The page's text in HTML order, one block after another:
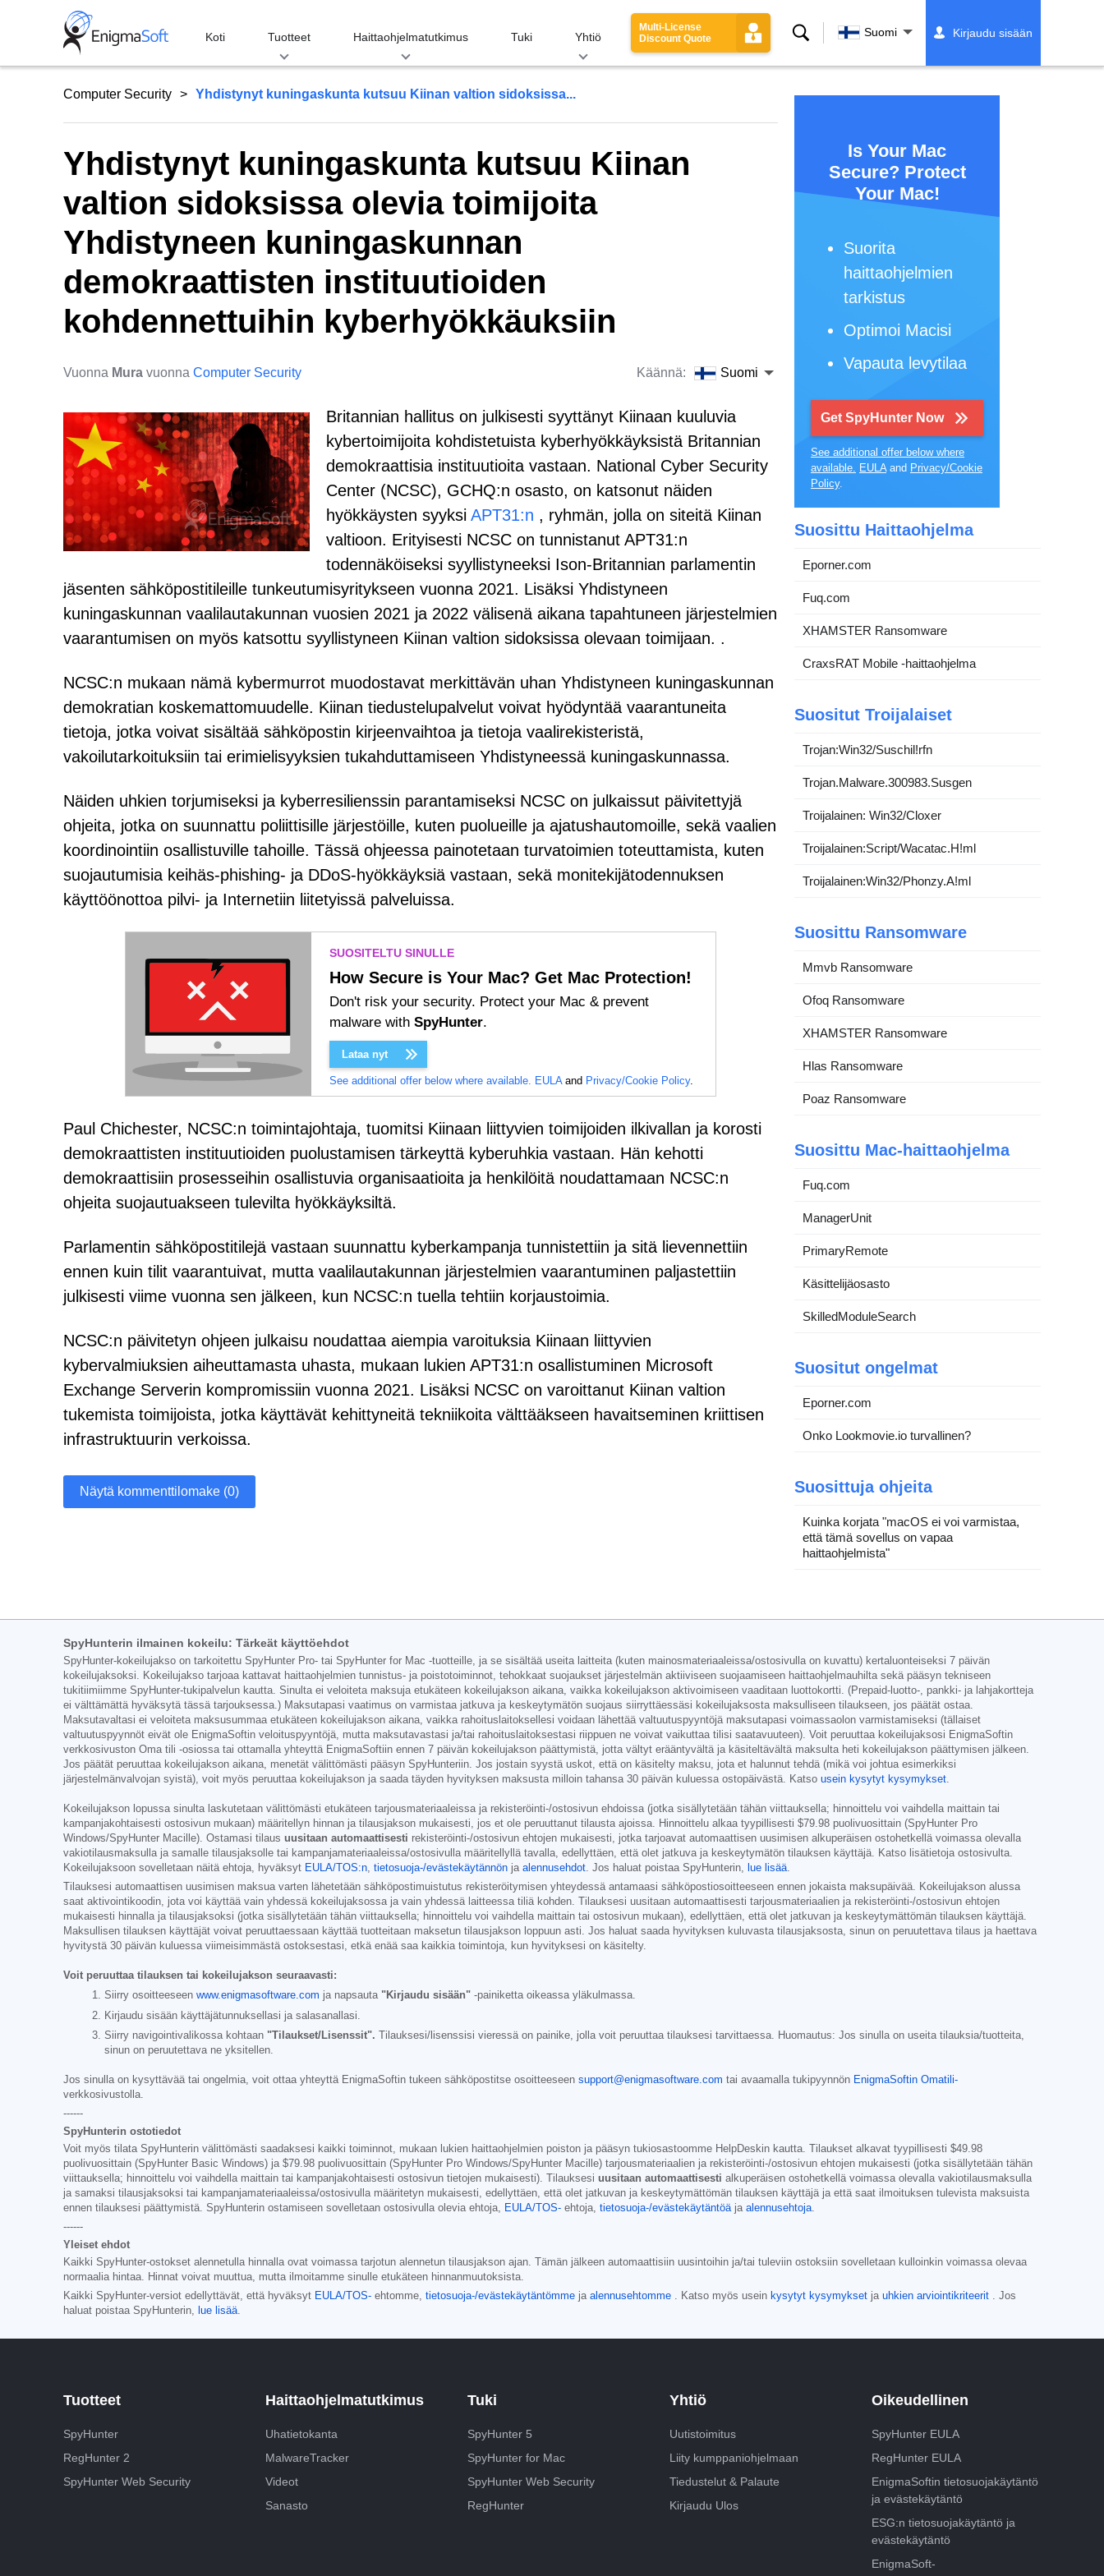
Koti Tuotteet Haittaohjelmatutkimus Tuki Yhtiö
Multi-License
Discount Quote
Hae Suomi Kirjaudu sisään
Computer Security Yhdistynyt kuningaskunta kutsuu Kiinan valtion sidoksissa...
Yhdistynyt kuningaskunta kutsuu Kiinan
valtion sidoksissa olevia toimijoita
Yhdistyneen kuningaskunnan
demokraattisten instituutioiden
kohdennettuihin kyberhyökkäuksiin
Vuonna Mura vuonna Computer Security Käännä: Suomi
Britannian hallitus on julkisesti syyttänyt Kiinaan kuuluvia
kybertoimijoita kohdistetuista kyberhyökkäyksistä Britannian
demokraattisia instituutioita vastaan. National Cyber Security
Center (NCSC), GCHQ:n osasto, on katsonut näiden
hyökkäysten syyksi APT31:n , ryhmän, jolla on siteitä Kiinan
valtioon. Erityisesti NCSC on tunnistanut APT31:n
todennäköiseksi syyllistyneeksi Ison-Britannian parlamentin
jäsenten sähköpostitileille tunkeutumisyritykseen vuonna 2021. Lisäksi Yhdistyneen
kuningaskunnan vaalilautakunnan vuosien 2021 ja 2022 välisenä aikana tapahtuneen järjestelmien
vaarantumisen on myös katsottu syyllistyneen Kiinan valtion sidoksissa olevaan toimijaan. .
NCSC:n mukaan nämä kybermurrot muodostavat merkittävän uhan Yhdistyneen kuningaskunnan
demokratian koskemattomuudelle. Kiinan tiedustelupalvelut voivat hyödyntää vaarantuneita
tietoja, jotka voivat sisältää sähköpostin kirjeenvaihtoa ja tietoja vaalirekisteristä,
vakoilutarkoituksiin tai erimielisyyksien tukahduttamiseen Yhdistyneessä kuningaskunnassa.
Näiden uhkien torjumiseksi ja kyberresilienssin parantamiseksi NCSC on julkaissut päivitettyjä
ohjeita, jotka on suunnattu poliittisille järjestöille, kuten puolueille ja ajatushautomoille, sekä vaalien
koordinointiin osallistuville tahoille. Tässä ohjeessa painotetaan turvatoimien toteuttamista, kuten
suojautumisia keihäs-phishing- ja DDoS-hyökkäyksiä vastaan, sekä monitekijätodennuksen
käyttöönottoa pilvi- ja Internetiin liitetyissä palveluissa.
SUOSITELTU SINULLE
How Secure is Your Mac? Get Mac Protection!
Don't risk your security. Protect your Mac & prevent
malware with SpyHunter.
Lataa nyt
See additional offer below where available. EULAand Privacy/Cookie Policy.
Paul Chichester, NCSC:n toimintajohtaja, tuomitsi Kiinaan liittyvien toimijoiden ilkivallan ja korosti
demokraattisten instituutioiden puolustamisen tärkeyttä kyberuhkia vastaan. Hän kehotti
demokraattisiin prosesseihin osallistuvia organisaatioita ja henkilöitä noudattamaan NCSC:n
ohjeita suojautuakseen tulevilta hyökkäyksiltä.
Parlamentin sähköpostitilejä vastaan suunnattu kyberkampanja tunnistettiin ja sitä lievennettiin
ennen kuin tilit vaarantuivat, mutta vaalilautakunnan järjestelmien vaarantuminen paljastettiin
julkisesti viime vuonna sen jälkeen, kun NCSC:n tuella tehtiin korjaustoimia.
NCSC:n päivitetyn ohjeen julkaisu noudattaa aiempia varoituksia Kiinaan liittyvien
kybervalmiuksien aiheuttamasta uhasta, mukaan lukien APT31:n osallistuminen Microsoft
Exchange Serverin kompromissiin vuonna 2021. Lisäksi NCSC on varoittanut Kiinan valtion
tukemista toimijoista, jotka käyttävät kehittyneitä tekniikoita välttääkseen havaitseminen kriittisen
infrastruktuurin verkoissa.
Näytä kommenttilomake (0)
Is Your Mac
Secure? Protect
Your Mac!
Suorita
haittaohjelmien
tarkistus
Optimoi Macisi
Vapauta levytilaa
Get SpyHunter Now
See additional offer below where
available. EULAand Privacy/Cookie
Policy.
Suosittu Haittaohjelma
Eporner.com
Fuq.com
XHAMSTER Ransomware
CraxsRAT Mobile -haittaohjelma
Suositut Troijalaiset
Trojan:Win32/Suschil!rfn
Trojan.Malware.300983.Susgen
Troijalainen: Win32/Cloxer
Troijalainen:Script/Wacatac.H!ml
Troijalainen:Win32/Phonzy.A!ml
Suosittu Ransomware
Mmvb Ransomware
Ofoq Ransomware
XHAMSTER Ransomware
Hlas Ransomware
Poaz Ransomware
Suosittu Mac-haittaohjelma
Fuq.com
ManagerUnit
PrimaryRemote
Käsittelijäosasto
SkilledModuleSearch
Suositut ongelmat
Eporner.com
Onko Lookmovie.io turvallinen?
Suosittuja ohjeita
Kuinka korjata "macOS ei voi varmistaa,
että tämä sovellus on vapaa
haittaohjelmista"
SpyHunterin ilmainen kokeilu: Tärkeät käyttöehdot
SpyHunter-kokeilujakso on tarkoitettu SpyHunter Pro- tai SpyHunter for Mac -tuotteille, ja se sisältää useita laitteita (kuten mainosmateriaaleissa/ostosivulla on kuvattu) kertaluonteiseksi 7 päivän
kokeilujaksoksi. Kokeilujakso tarjoaa kattavat haittaohjelmien tunnistus- ja poistotoiminnot, tehokkaat suojaukset järjestelmän aktiiviseen suojaamiseen haittaohjelmauhilta sekä pääsyn tekniseen
tukitiimiimme SpyHunter-tukipalvelun kautta. Sinulta ei veloiteta maksuja etukäteen kokeilujakson aikana, vaikka kokeilujakson aktivoimiseen vaaditaan luottokortti. (Prepaid-luotto-, pankki- ja lahjakortteja
ei välttämättä hyväksytä tässä tarjouksessa.) Maksutapasi vaatimus on varmistaa jatkuva ja keskeytymätön suojaus siirryttäessäsi kokeilujaksosta maksulliseen tilaukseen, jos päätät ostaa.
Maksutavaltasi ei veloiteta maksusummaa etukäteen kokeilujakson aikana, vaikka rahoituslaitoksellesi voidaan lähettää valtuutuspyyntöjä maksutapasi voimassaolon varmistamiseksi (tällaiset
valtuutuspyynnöt eivät ole EnigmaSoftin veloituspyyntöjä, mutta maksutavastasi ja/tai rahoituslaitoksestasi riippuen ne voivat vaikuttaa tilisi saatavuuteen). Voit peruuttaa kokeilujaksosi EnigmaSoftin
verkkosivuston Oma tili -osiossa tai ottamalla yhteyttä EnigmaSoftiin ennen 7 päivän kokeilujakson päättymistä, jotta vältyt erääntyvältä ja käsiteltävältä maksulta heti kokeilujakson päättymisen jälkeen.
Jos päätät peruuttaa kokeilujakson aikana, menetät välittömästi pääsyn SpyHunteriin. Jos jostain syystä uskot, että on käsitelty maksu, jota et halunnut tehdä (mikä voi johtua esimerkiksi
järjestelmänvalvojan syistä), voit myös peruuttaa kokeilujakson ja saada täyden hyvityksen maksusta milloin tahansa 30 päivän kuluessa ostopäivästä. Katso usein kysytyt kysymykset.
Kokeilujakson lopussa sinulta laskutetaan välittömästi etukäteen tarjousmateriaaleissa ja rekisteröinti-/ostosivun ehdoissa (jotka sisällytetään tähän viittauksella; hinnoittelu voi vaihdella maittain tai
kampanjakohtaisesti ostosivun mukaan) määritellyn hinnan ja tilausjakson mukaisesti, jos et ole peruuttanut tilausta ajoissa. Hinnoittelu alkaa tyypillisesti $79.98 puolivuosittain (SpyHunter Pro
Windows/SpyHunter Macille). Ostamasi tilaus uusitaan automaattisesti rekisteröinti-/ostosivun ehtojen mukaisesti, jotka tarjoavat automaattisen uusimisen alkuperäisen ostohetkellä voimassa olevalla
vakiotilausmaksulla ja samalle tilausjaksolle tai kampanjamateriaaleissa/ostosivulla määritellyllä tavalla, edellyttäen, että olet jatkuva ja keskeytymätön tilauksen käyttäjä. Katso lisätietoja ostosivulta.
Kokeilujaksoon sovelletaan näitä ehtoja, hyväksyt EULA/TOS:n, tietosuoja-/evästekäytännön ja alennusehdot. Jos haluat poistaa SpyHunterin, lue lisää.
Tilauksesi automaattisen uusimisen maksua varten lähetetään sähköpostimuistutus rekisteröitymisen yhteydessä antamaasi sähköpostiosoitteeseen ennen jokaista maksupäivää. Kokeilujakson alussa
saat aktivointikoodin, jota voi käyttää vain yhdessä kokeilujaksossa ja vain yhdessä laitteessa tiliä kohden. Tilauksesi uusitaan automaattisesti tarjousmateriaalien ja rekisteröinti-/ostosivun ehtojen
mukaisesti hinnalla ja tilausjaksoksi (jotka sisällytetään tähän viittauksella; hinnoittelu voi vaihdella maittain tai ostosivun mukaan), edellyttäen, että olet jatkuvan ja keskeytymättömän tilauksen käyttäjä.
Maksullisen tilauksen käyttäjät voivat peruuttaessaan käyttää tuotteitaan maksetun tilausjakson loppuun asti. Jos haluat saada hyvityksen kuluvasta tilausjaksosta, sinun on peruutettava tilaus ja haettava
hyvitystä 30 päivän kuluessa viimeisimmästä ostoksestasi, etkä enää saa kaikkia toimintoja, kun hyvityksesi on käsitelty.
Voit peruuttaa tilauksen tai kokeilujakson seuraavasti:
Siirry osoitteeseen www.enigmasoftware.com ja napsauta "Kirjaudu sisään" -painiketta oikeassa yläkulmassa.
Kirjaudu sisään käyttäjätunnuksellasi ja salasanallasi.
Siirry navigointivalikossa kohtaan "Tilaukset/Lisenssit". Tilauksesi/lisenssisi vieressä on painike, jolla voit peruuttaa tilauksesi tarvittaessa. Huomautus: Jos sinulla on useita tilauksia/tuotteita,
sinun on peruutettava ne yksitellen.
Jos sinulla on kysyttävää tai ongelmia, voit ottaa yhteyttä EnigmaSoftin tukeen sähköpostitse osoitteeseen support@enigmasoftware.com tai avaamalla tukipyynnön EnigmaSoftin Omatili-
verkkosivustolla.
------
SpyHunterin ostotiedot
Voit myös tilata SpyHunterin välittömästi saadaksesi kaikki toiminnot, mukaan lukien haittaohjelmien poiston ja pääsyn tukiosastoomme HelpDeskin kautta. Tilaukset alkavat tyypillisesti $49.98
puolivuosittain (SpyHunter Basic Windows) ja $79.98 puolivuosittain (SpyHunter Pro Windows/SpyHunter Macille) tarjousmateriaalien ja rekisteröinti-/ostosivun ehtojen mukaisesti (jotka sisällytetään tähän
viittauksella; hinnoittelu voi vaihdella maittain tai kampanjakohtaisesti ostosivun tietojen mukaisesti). Tilauksesi uusitaan automaattisesti alkuperäisen ostohetkellä voimassa olevalla vakiotilausmaksulla
ja samaksi tilausjaksoksi tai kampanjamateriaaleissa/ostosivulla määritetyn mukaisesti, edellyttäen, että olet jatkuvan ja keskeytymättömän tilauksen käyttäjä ja että saat ilmoituksen tulevista maksuista
ennen tilauksesi päättymistä. SpyHunterin ostamiseen sovelletaan ostosivulla olevia ehtoja,
EULA/TOS- ehtoja, tietosuoja-/evästekäytäntöä ja alennusehtoja
------
Yleiset ehdot
Kaikki SpyHunter-ostokset alennetulla hinnalla ovat voimassa tarjotun alennetun tilausjakson ajan. Tämän jälkeen automaattisiin uusintoihin ja/tai tuleviin ostoksiin sovelletaan kulloinkin voimassa olevaa
normaalia hintaa. Hinnat voivat muuttua, mutta ilmoitamme sinulle etukäteen hinnanmuutoksista.
Kaikki SpyHunter-versiot edellyttävät, että hyväksyt EULA/TOS- ehtomme, tietosuoja-/evästekäytäntömme ja alennusehtomme . Katso myös usein kysytyt kysymykset ja uhkien arviointikriteerit . Jos
haluat poistaa SpyHunterin,
lue lisää
Tuotteet
SpyHunter
RegHunter 2
SpyHunter Web Security
Haittaohjelmatutkimus
Uhatietokanta
MalwareTracker
Videot
Sanasto
Tuki
SpyHunter 5
SpyHunter for Mac
SpyHunter Web Security
RegHunter
Yhtiö
Uutistoimitus
Liity kumppaniohjelmaan
Tiedustelut & Palaute
Kirjaudu Ulos
Oikeudellinen
SpyHunter EULA
RegHunter EULA
EnigmaSoftin tietosuojakäytäntö
ja evästekäytäntö
ESG:n tietosuojakäytäntö ja
evästekäytäntö
EnigmaSoft-